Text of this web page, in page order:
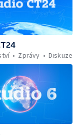
Zprávy Diskuze